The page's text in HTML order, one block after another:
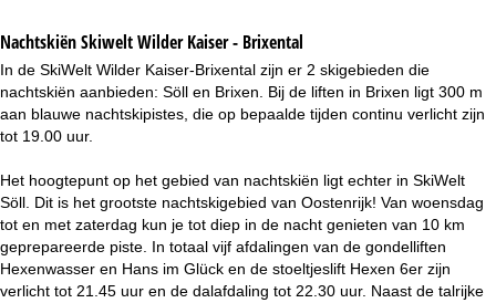
NachtskiënSkiwelt Wilder Kaiser - Brixental
In de SkiWelt Wilder Kaiser-Brixental zijn er 2 skigebieden die
nachtskiën aanbieden: Söll en Brixen. Bij de liften in Brixen ligt 300 m
aan blauwe nachtskipistes, die op bepaalde tijden continu verlicht zijn
tot 19.00 uur.
Het hoogtepunt op het gebied van nachtskiën ligt echter in SkiWelt
Söll. Dit is het grootste nachtskigebied van Oostenrijk! Van woensdag
tot en met zaterdag kun je tot diep in de nacht genieten van 10 km
geprepareerde piste. In totaal vijf afdalingen van de gondelliften
Hexenwasser en Hans im Glück en de stoeltjeslift Hexen 6er zijn
verlicht tot 21.45 uur en de dalafdaling tot 22.30 uur. Naast de talrijke